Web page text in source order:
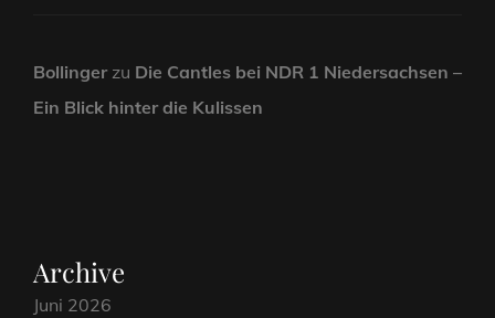
Bollingerzu Die Cantles bei NDR 1 Niedersachsen –
Ein Blick hinter die Kulissen
Archive
Juni 2026